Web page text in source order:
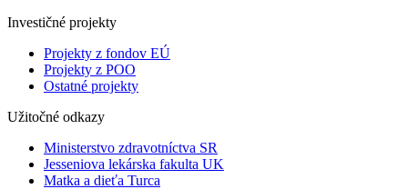
Investičné projekty
Projekty z fondov EÚ
Projekty z POO
Ostatné projekty
Užitočné odkazy
Ministerstvo zdravotníctva SR
Jesseniova lekárska fakulta UK
Matka a dieťa Turca